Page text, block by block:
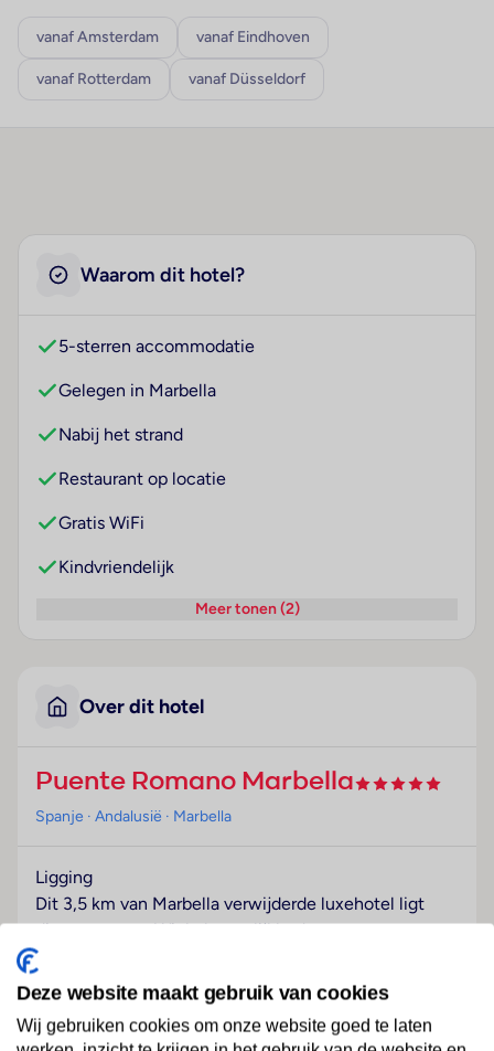
vanaf Amsterdam vanaf Eindhoven
vanaf Rotterdam vanaf Düsseldorf
Waarom dit hotel?
5-sterren accommodatie
Gelegen in Marbella
Nabij het strand
Restaurant op locatie
Gratis WiFi
Kindvriendelijk
Meer tonen (2)
Over dit hotel
Puente Romano Marbella
Spanje · Andalusië · Marbella
Ligging
Dit 3,5 km van Marbella verwijderde luxehotel ligt
direct aan zee. Winkelmogelijkheden, restaurants,
bars, pubs en het openbaar vervoer bevinden zich in
de onmiddellijke omgeving van het hotel. Naar het
zandstrand is het 150 m lopen; ook is een bezoekje
aan de 4 km verwijderde jachthaven "Puerto Banús"
Deze website maakt gebruik van cookies
Wij gebruiken cookies om onze website goed te laten